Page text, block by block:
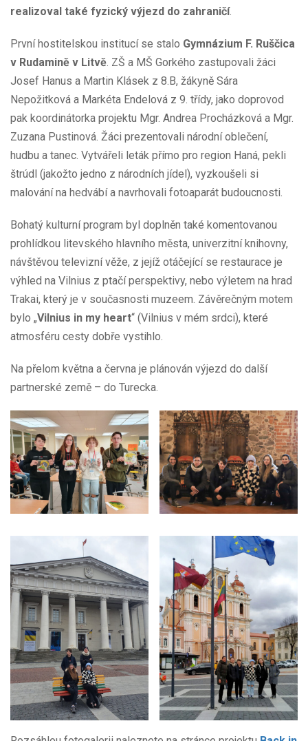
realizoval také fyzický výjezd do zahraničí.
První hostitelskou institucí se stalo Gymnázium F. Ruščica
v Rudamině v Litvě . ZŠ a MŠ Gorkého zastupovali žáci
Josef Hanus a Martin Klásek z 8.B, žákyně Sára
Nepožitková a Markéta Endelová z 9. třídy, jako doprovod
pak koordinátorka projektu Mgr. Andrea Procházková a Mgr.
Zuzana Pustinová. Žáci prezentovali národní oblečení,
hudbu a tanec. Vytvářeli leták přímo pro region Haná, pekli
štrúdl (jakožto jedno z národních jídel), vyzkoušeli si
malování na hedvábí a navrhovali fotoaparát budoucnosti.
Bohatý kulturní program byl doplněn také komentovanou
prohlídkou litevského hlavního města, univerzitní knihovny,
návštěvou televizní věže, z jejíž otáčející se restaurace je
výhled na Vilnius z ptačí perspektivy, nebo výletem na hrad
Trakai, který je v současnosti muzeem. Závěrečným motem
bylo „Vilnius in my heart“ (Vilnius v mém srdci), které
atmosféru cesty dobře vystihlo.
Na přelom května a června je plánován výjezd do další
partnerské země – do Turecka.